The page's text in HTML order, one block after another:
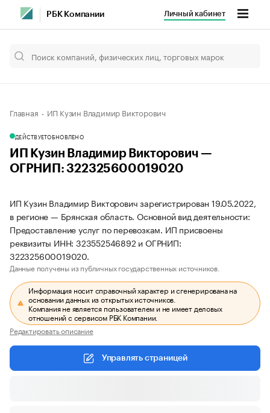
РБК Компании Личный кабинет
Главная ИП Кузин Владимир Викторович
ДЕЙСТВУЕТОБНОВЛЕНО
ИП Кузин Владимир Викторович —
ОГРНИП: 322325600019020
ИП Кузин Владимир Викторович зарегистрирован 19.05.2022,
в регионе — Брянская область. Основной вид деятельности:
Предоставление услуг по перевозкам. ИП присвоены
реквизиты ИНН: 323552546892 и ОГРНИП:
322325600019020.
Данные получены из публичных государственных источников.
Информация носит справочный характер и сгенерирована на
основании данных из открытых источников.
Компания не является пользователем и не имеет деловых
отношений с сервисом РБК Компании.
Редактировать описание
Управлять страницей